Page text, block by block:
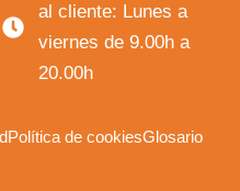
al cliente: Lunes a
viernes de 9.00h a
20.00h
Política de cookiesGlosario